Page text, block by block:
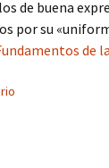
de buena
por su
de